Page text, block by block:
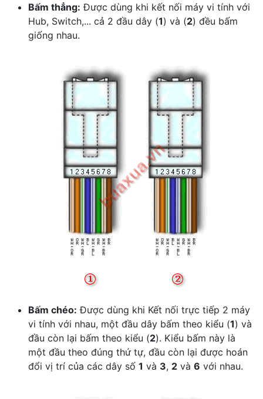
Bấm thẳng: Được dùng khi kết nối máy vi tính với
Hub, Switch,... cả 2 đầu dây (1) và (2) đều bấm
giống nhau.
Bấm chéo: Được dùng khi Kết nối trực tiếp 2 máy
vi tính với nhau, một đầu dây bấm theo kiểu (1) và
đầu còn lại bấm theo kiểu (2). Kiểu bấm này là
một đầu theo đúng thứ tự, đầu còn lại được hoán
đổi vị trí của các dây số 1 và 3, 2 và 6 với nhau.